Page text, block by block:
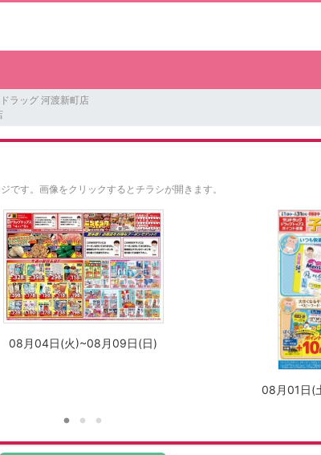
ラッグ 河渡新町店
です。 画像をクリックするとチラシが開きます。
08月04日(火)~08月09日(日)
08月01日(